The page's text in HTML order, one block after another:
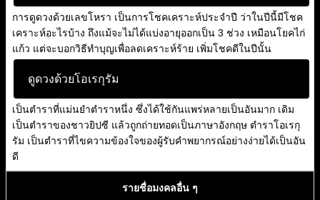
การดูดวงด้วยเลขโหรา เป็นการโชคเคราะห์ประจำปี ว่าในปีนี้มีโชค
เคราะห์อะไรบ้าง ถึงแม้จะไม่ได้แบ่งอายุออกเป็น 3 ช่วง เหมือนโยคไก่
แก้ว แต่จะบอกวิธีทำบุญเพื่อลดเคราะห์ร้าย เพิ่มโชคดีในปีนั้น
ดูดวงด้วยโอเรกุรัม
เป็นตำราที่แม่นยำตำราหนึ่ง ซึ่งได้ใช้กันแพร่หลายเป็นอันมาก เดิม
เป็นตำราของชาวยิปซี แล้วถูกถ่ายทอดเป็นภาษาอังกฤษ ตำราโอเรกุ
รัม เป็นตำราที่ไขความข้องใจของผู้รับคำพยากรณ์อย่างง่ายได้เป็นอัน
ดี
รายชื่อมงคลอื่น ๆ